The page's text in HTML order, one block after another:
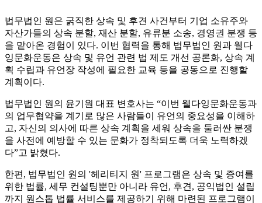
법무법인 원은 굵직한 상속 및 후견 사건부터 기업 소유주와
자산가들의 상속 분할, 재산 분할, 유류분 소송, 경영권 분쟁 등
을 맡아온 경험이 있다. 이번 협력을 통해 법무법인 원과 웰다
잉문화운동은 상속 및 유언 관련 법 제도 개선 공론화, 상속 계
획 수립과 유언장 작성에 필요한 교육 등을 공동으로 진행할
계획이다.
법무법인 원의 윤기원 대표 변호사는 “이번 웰다잉문화운동과
의 업무협약을 계기로 많은 사람들이 유언의 중요성을 이해하
고, 자신의 의사에 따른 상속 계획을 세워 상속을 둘러싼 분쟁
을 사전에 예방할 수 있는 문화가 정착되도록 더욱 노력하겠
다”고 밝혔다.
한편, 법무법인 원의 '헤리티지 원' 프로그램은 상속 및 증여를
위한 법률, 세무 컨설팅뿐만 아니라 유언, 후견, 공익법인 설립
까지 원스톱 법률 서비스를 제공하기 위해 마련된 프로그램이